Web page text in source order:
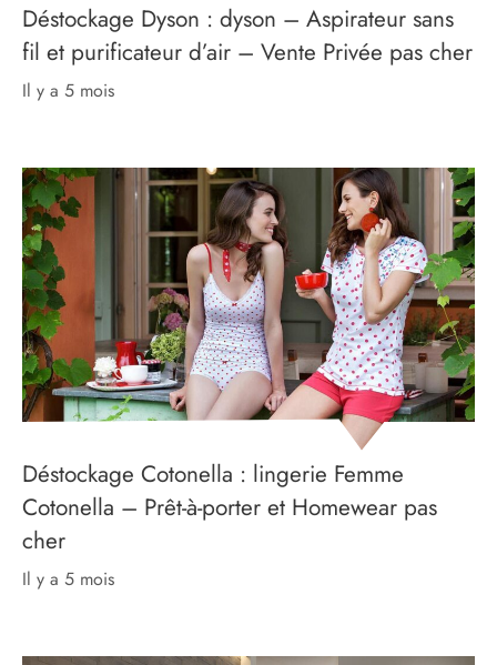
Déstockage Dyson : dyson – Aspirateur sans
fil et purificateur d’air – Vente Privée pas cher
il y a 5 mois
Déstockage Cotonella : lingerie Femme
Cotonella – Prêt-à-porter et Homewear pas
cher
il y a 5 mois